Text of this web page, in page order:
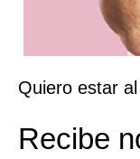
Quiero estar
Recibe